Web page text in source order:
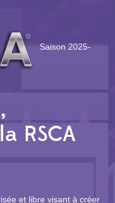
Saison 2025-
RSCA
et libre visant à créer